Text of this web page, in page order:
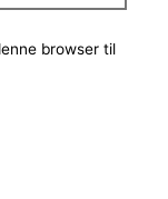
browser til